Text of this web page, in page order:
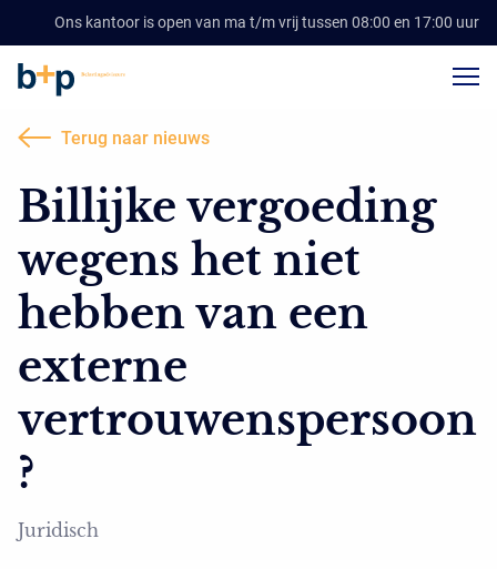
Ons kantoor is open van ma t/m vrij tussen 08:00 en 17:00 uur
Terug naar nieuws
Billijke vergoeding
wegens het niet
hebben van een
externe
vertrouwenspersoon
?
Juridisch